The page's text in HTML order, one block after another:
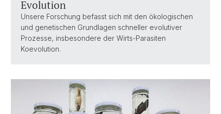
Evolution
Unsere Forschung befasst sich mit den ökologischen
und genetischen Grundlagen schneller evolutiver
Prozesse, insbesondere der Wirts-Parasiten
Koevolution.